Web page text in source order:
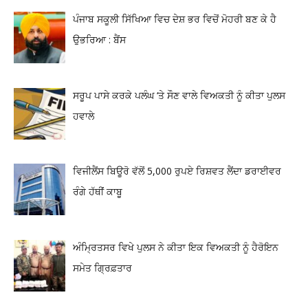
ਪੰਜਾਬ ਸਕੂਲੀ ਸਿੱਖਿਆ ਵਿਚ ਦੇਸ਼ ਭਰ ਵਿਚੋਂ ਮੋਹਰੀ ਬਣ ਕੇ ਹੈ
ਉਭਰਿਆ : ਬੈਂਸ
ਸਰੂਪ ਪਾਸੇ ਕਰਕੇ ਪਲੰਘ ‘ਤੇ ਸੌਣ ਵਾਲੇ ਵਿਅਕਤੀ ਨੂੰ ਕੀਤਾ ਪੁਲਸ
ਹਵਾਲੇ
ਵਿਜੀਲੈਂਸ ਬਿਊਰੋ ਵੱਲੋਂ 5,000 ਰੁਪਏ ਰਿਸ਼ਵਤ ਲੈਂਦਾ ਡਰਾਈਵਰ
ਰੰਗੇ ਹੱਥੀਂ ਕਾਬੂ
ਅੰਮ੍ਰਿਤਸਰ ਵਿਖੇ ਪੁਲਸ ਨੇ ਕੀਤਾ ਇਕ ਵਿਅਕਤੀ ਨੂੰ ਹੈਰੋਇਨ
ਸਮੇਤ ਗ੍ਰਿਫ਼ਤਾਰ